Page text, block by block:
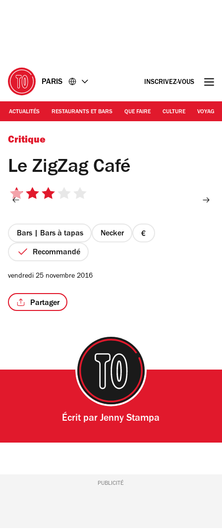
PARIS INSCRIVEZ-VOUS
ACTUALITÉS RESTAURANTS ET BARS QUE FAIRE CULTURE VOYAGE
© Anna Maréchal / TOP
Critique
Le ZigZag Café
3
étoiles
Bars | Bars à tapas Necker
prix
Recommandé
vendredi 25 novembre 2016
Partager
Écrit parJenny Stampa
PUBLICITÉ